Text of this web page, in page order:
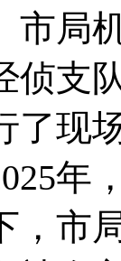
市局
侦支
了现
年，
，市